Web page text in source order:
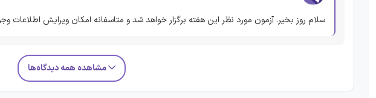
سلام روز بخیر. آزمون مورد نظر این هفته برگزار خواهد شد و متاسفانه امکان ویرایش اطلاعات
مشاهده همه دیدگاه‌ها